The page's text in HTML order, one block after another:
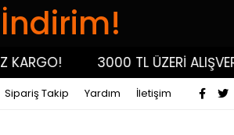
3000 TL ÜZERİ
Sipariş Takip Yardım İletişim